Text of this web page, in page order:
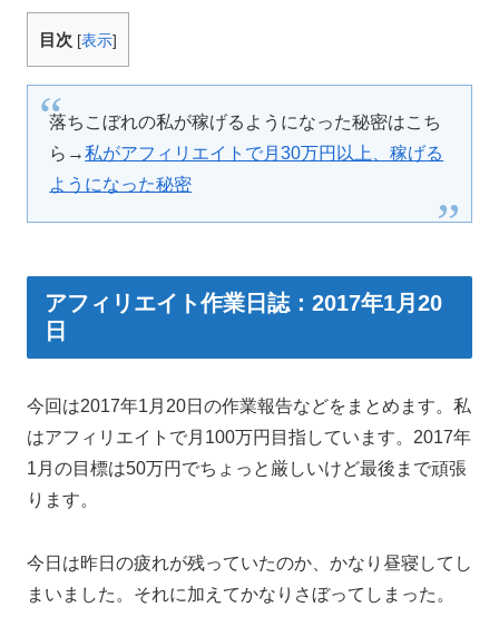
目次 [表示]
落ちこぼれの私が稼げるようになった秘密はこち
ら→私がアフィリエイトで月30万円以上、稼げる
ようになった秘密
アフィリエイト作業日誌：2017年1月20
日
今回は2017年1月20日の作業報告などをまとめます。私
はアフィリエイトで月100万円目指しています。2017年
1月の目標は50万円でちょっと厳しいけど最後まで頑張
ります。
今日は昨日の疲れが残っていたのか、かなり昼寝してし
まいました。それに加えてかなりさぼってしまった。